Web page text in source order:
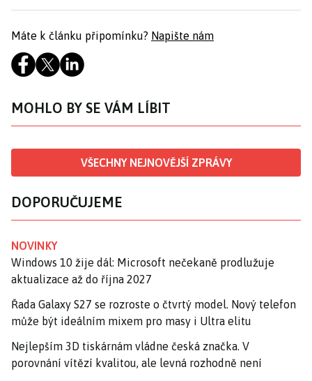
Máte k článku připomínku? Napište nám
MOHLO BY SE VÁM LÍBIT
VŠECHNY NEJNOVĚJŠÍ ZPRÁVY
DOPORUČUJEME
NOVINKY
Windows 10 žije dál: Microsoft nečekaně prodlužuje
aktualizace až do října 2027
Řada Galaxy S27 se rozroste o čtvrtý model. Nový telefon
může být ideálním mixem pro masy i Ultra elitu
Nejlepším 3D tiskárnám vládne česká značka. V
porovnání vítězí kvalitou, ale levná rozhodně není